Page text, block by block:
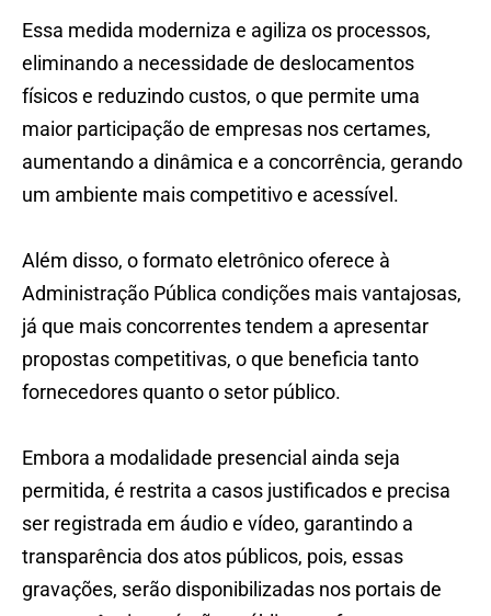
Essa medida moderniza e agiliza os processos,
eliminando a necessidade de deslocamentos
físicos e reduzindo custos, o que permite uma
maior participação de empresas nos certames,
aumentando a dinâmica e a concorrência, gerando
um ambiente mais competitivo e acessível.
Além disso, o formato eletrônico oferece à
Administração Pública condições mais vantajosas,
já que mais concorrentes tendem a apresentar
propostas competitivas, o que beneficia tanto
fornecedores quanto o setor público.
Embora a modalidade presencial ainda seja
permitida, é restrita a casos justificados e precisa
ser registrada em áudio e vídeo, garantindo a
transparência dos atos públicos, pois, essas
gravações, serão disponibilizadas nos portais de